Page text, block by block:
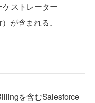
ストレーター
が含まれる。
を含むSalesforce